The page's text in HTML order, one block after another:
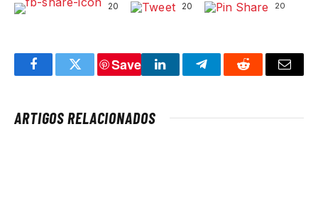
20
20 20
FacebookTwitter
Save
LinkedInTelegramReddit Email
ARTIGOS RELACIONADOS